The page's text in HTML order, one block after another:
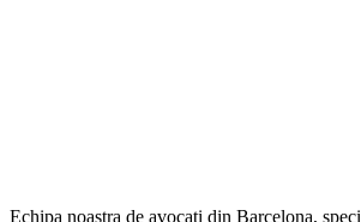
Echipa noastra de avocati din Barcelona,